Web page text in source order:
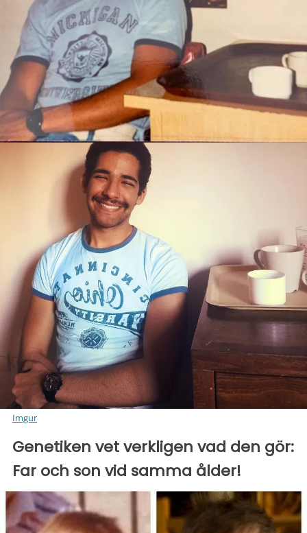
Imgur
Genetiken vet verkligen vad den gör:
Far och son vid samma ålder!